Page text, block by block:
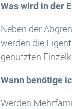
Was wird in der
Neben der
werden die
genutzten
Wann benötige
Werden